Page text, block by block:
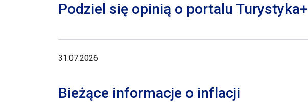
Podziel się opinią o portalu Turystyka+
31.07.2026
Bieżące informacje o inflacji